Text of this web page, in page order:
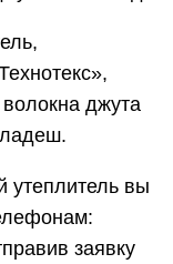
волокна джута
утеплитель вы
заявку